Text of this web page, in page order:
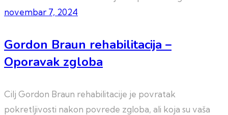
novembar 7, 2024
Gordon Braun rehabilitacija –
Oporavak zgloba
Cilj Gordon Braun rehabilitacije je povratak
pokretljivosti nakon povrede zgloba, ali koja su vaša